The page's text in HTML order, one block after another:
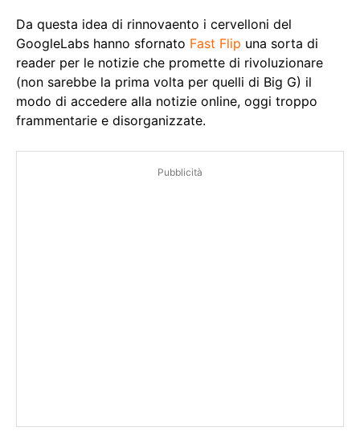
Da questa idea di rinnovaento i cervelloni del
GoogleLabs hanno sfornato Fast Flip una sorta di
reader per le notizie che promette di rivoluzionare
(non sarebbe la prima volta per quelli di Big G) il
modo di accedere alla notizie online, oggi troppo
frammentarie e disorganizzate.
Pubblicità